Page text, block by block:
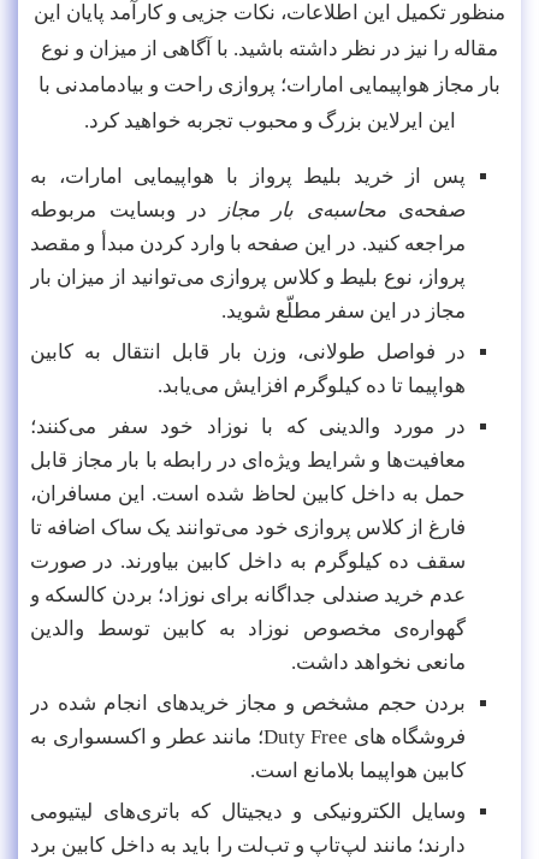
منظور تکمیل این اطلاعات، نکات جزیی و کارآمد پایان این
مقاله را نیز در نظر داشته باشید. با آگاهی از میزان و نوع
بار مجاز هواپیمایی امارات؛ پروازی راحت و بیادمامدنی با
این ایرلاین بزرگ و محبوب تجربه خواهید کرد.
پس از خرید بلیط پرواز با هواپیمایی امارات، به
صفحه‌یمحاسبه‌ی بار مجاز در وبسایت مربوطه
مراجعه کنید. در این صفحه با وارد کردن مبدأ و مقصد
پرواز، نوع بلیط و کلاس پروازی می‌توانید از میزان بار
مجاز در این سفر مطلّع شوید.
در فواصل طولانی، وزن بار قابل انتقال به کابین
هواپیما تا ده کیلوگرم افزایش می‌یابد.
در مورد والدینی که با نوزاد خود سفر می‌کنند؛
معافیت‌ها و شرایط ویژه‌ای در رابطه با بار مجاز قابل
حمل به داخل کابین لحاظ شده است. این مسافران،
فارغ از کلاس پروازی خود می‌توانند یک ساک اضافه تا
سقف ده کیلوگرم به داخل کابین بیاورند. در صورت
عدم خرید صندلی جداگانه برای نوزاد؛ بردن کالسکه و
گهواره‌ی مخصوص نوزاد به کابین توسط والدین
مانعی نخواهد داشت.
بردن حجم مشخص و مجاز خریدهای انجام شده در
فروشگاه های Duty Free؛ مانند عطر و اکسسواری به
کابین هواپیما بلامانع است.
وسایل الکترونیکی و دیجیتال که باتری‌های لیتیومی
دارند؛ مانند لپ‌تاپ و تب‌لت را باید به داخل کابین برد